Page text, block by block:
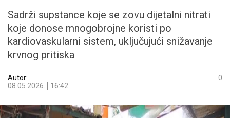
Sadrži supstance koje se zovu dijetalni nitrati
koje donose mnogobrojne koristi po
kardiovaskularni sistem, uključujući snižavanje
krvnog pritiska
Autor:
08.05.2026.
16:42
0